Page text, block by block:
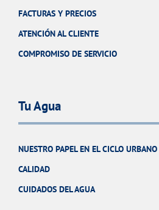
FACTURAS Y PRECIOS
ATENCIÓN AL CLIENTE
COMPROMISO DE SERVICIO
Tu Agua
NUESTRO PAPEL EN EL CICLO URBANO
CALIDAD
CUIDADOS DEL AGUA